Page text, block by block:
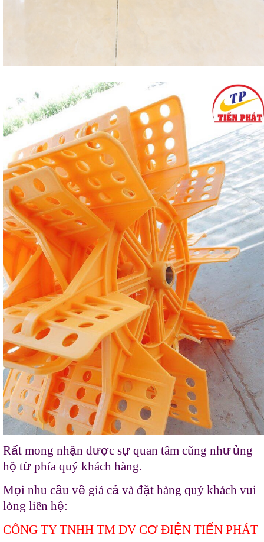
Rất mong nhận được sự quan tâm cũng nhưủng
hộ từ phía quý khách hàng.
Mọi nhu cầu về giá cả và đặt hàng quý khách vui
lòng liên hệ:
CÔNG TY TNHH TM DV CƠ ĐIỆN TIẾN PHÁT